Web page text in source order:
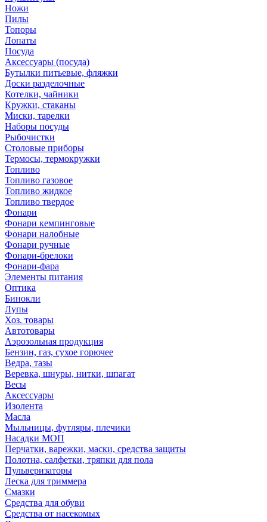
Ножи
Пилы
Топоры
Лопаты
Посуда
Аксессуары (посуда)
Бутылки питьевые, фляжки
Доски разделочные
Котелки, чайники
Кружки, стаканы
Миски, тарелки
Наборы посуды
Рыбочистки
Столовые приборы
Термосы, термокружки
Топливо
Топливо газовое
Топливо жидкое
Топливо твердое
Фонари
Фонари кемпинговые
Фонари налобные
Фонари ручные
Фонари-брелоки
Фонари-фара
Элементы питания
Оптика
Бинокли
Лупы
Хоз. товары
Автотовары
Аэрозольная продукция
Бензин, газ, сухое горючее
Ведра, тазы
Веревка, шнуры, нитки, шпагат
Весы
Аксессуары
Изолента
Масла
Мыльницы, футляры, плечики
Насадки МОП
Перчатки, варежки, маски, средства защиты
Полотна, салфетки, тряпки для пола
Пульверизаторы
Леска для триммера
Смазки
Средства для обуви
Средства от насекомых